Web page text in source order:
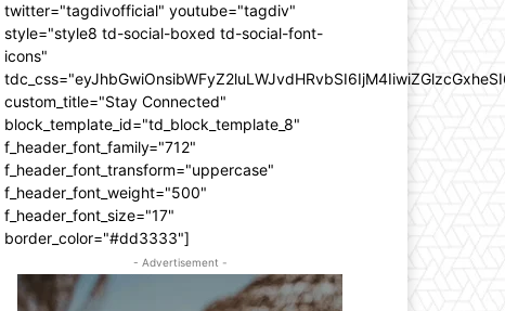
twitter="tagdivofficial" youtube="tagdiv"
style="style8 td-social-boxed td-social-font-
icons"
custom_title="Stay Connected"
block_template_id="td_block_template_8"
f_header_font_family="712"
f_header_font_transform="uppercase"
f_header_font_weight="500"
f_header_font_size="17"
border_color="#dd3333"]
- Advertisement -